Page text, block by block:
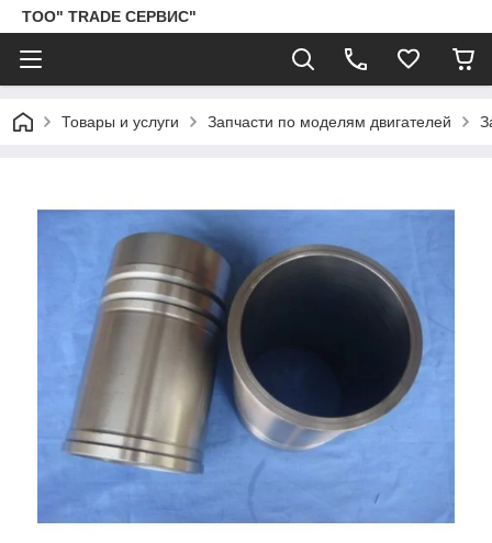
ТОО" TRADE СЕРВИС"
Товары и услуги Запчасти по моделям двигателей